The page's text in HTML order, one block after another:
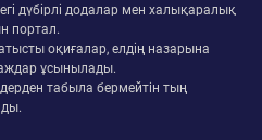
дүбірлі додалар мен халықаралық
портал.
оқиғалар, елдің назарына
ұсынылады.
табыла бермейтін тың